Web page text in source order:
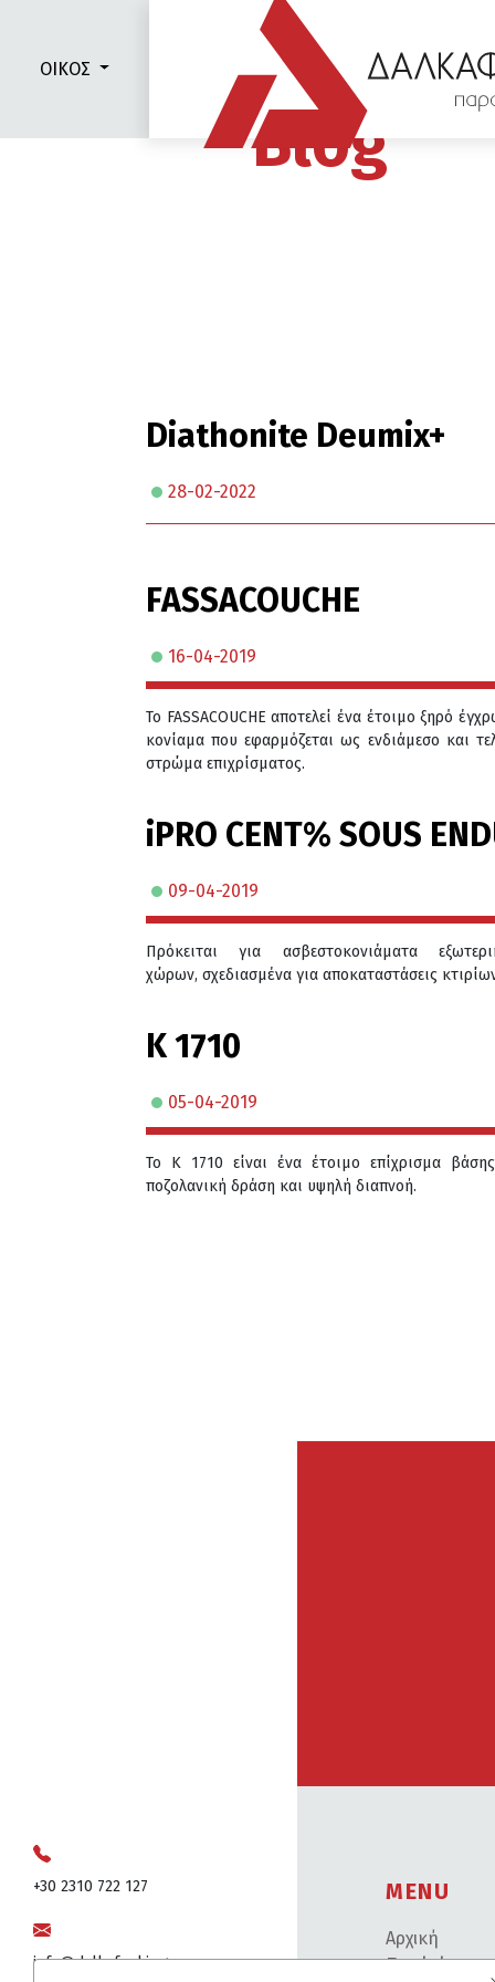
ΟΙΚΟΣ
Blog
Diathonite Deumix+
28-02-2022
FASSACOUCHE
16-04-2019
Το FASSACOUCHE αποτελεί ένα έτοιμο ξηρό
κονίαμα που εφαρμόζεται ως ενδιάμεσο και
στρώμα επιχρίσματος.
iPRO CENT% SOUS
09-04-2019
Πρόκειται για ασβεστοκονιάματα
χώρων, σχεδιασμένα για αποκαταστάσεις
K 1710
05-04-2019
Το K 1710 είναι ένα έτοιμο επίχρισμα
ποζολανική δράση και υψηλή διαπνοή.
+30 2310 722 127
info@dalkafoukis.gr
MENU
Αρχική
Ποιοί είμαστε